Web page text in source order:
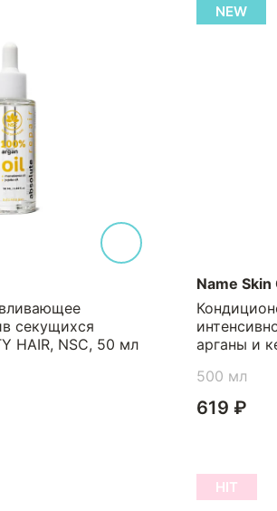
секущихся
HAIR, NSC, 50 мл
NEW
Name Skin
арганы и
500 мл
619 ₽
HIT